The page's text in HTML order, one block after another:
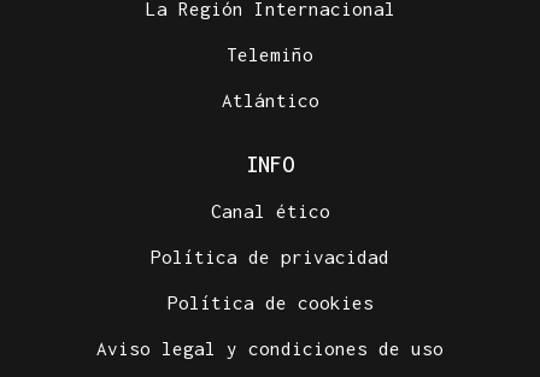
La Región Internacional
Telemiño
Atlántico
INFO
Canal ético
Política de privacidad
Política de cookies
Aviso legal y condiciones de uso